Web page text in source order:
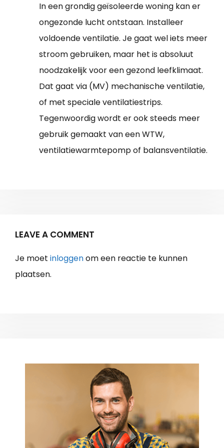
In een grondig geïsoleerde woning kan er
ongezonde lucht ontstaan. Installeer
voldoende ventilatie. Je gaat wel iets meer
stroom gebruiken, maar het is absoluut
noodzakelijk voor een gezond leefklimaat.
Dat gaat via (MV) mechanische ventilatie,
of met speciale ventilatiestrips.
Tegenwoordig wordt er ook steeds meer
gebruik gemaakt van een WTW,
ventilatiewarmtepomp of balansventilatie.
LEAVE A COMMENT
Je moet inloggenom een reactie te kunnen
plaatsen.